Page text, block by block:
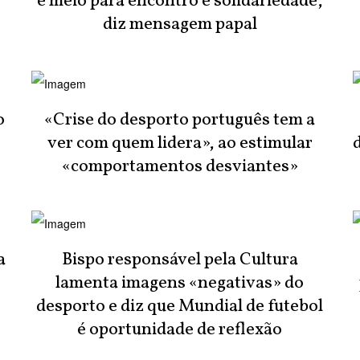
diz mensagem papal
«Crise do desporto português tem a
ver com quem lidera», ao estimular
«comportamentos desviantes»
Bispo responsável pela Cultura
lamenta imagens «negativas» do
desporto e diz que Mundial de futebol
é oportunidade de reflexão